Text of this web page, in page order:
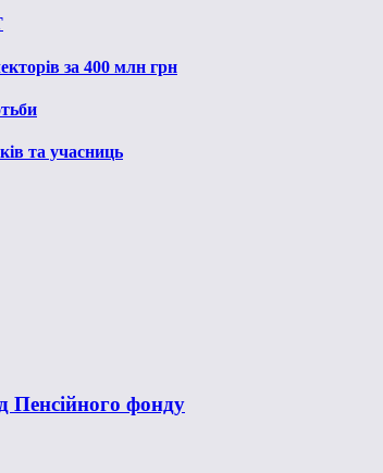
за 400 млн грн
та учасниць
Пенсійного фонду